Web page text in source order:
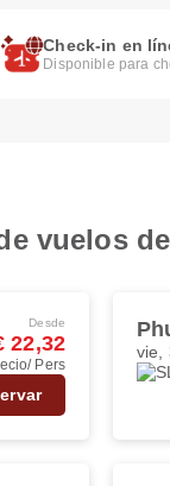
Check-in en
Disponible para
vuelos
Desde
22,32
Pers
vie,